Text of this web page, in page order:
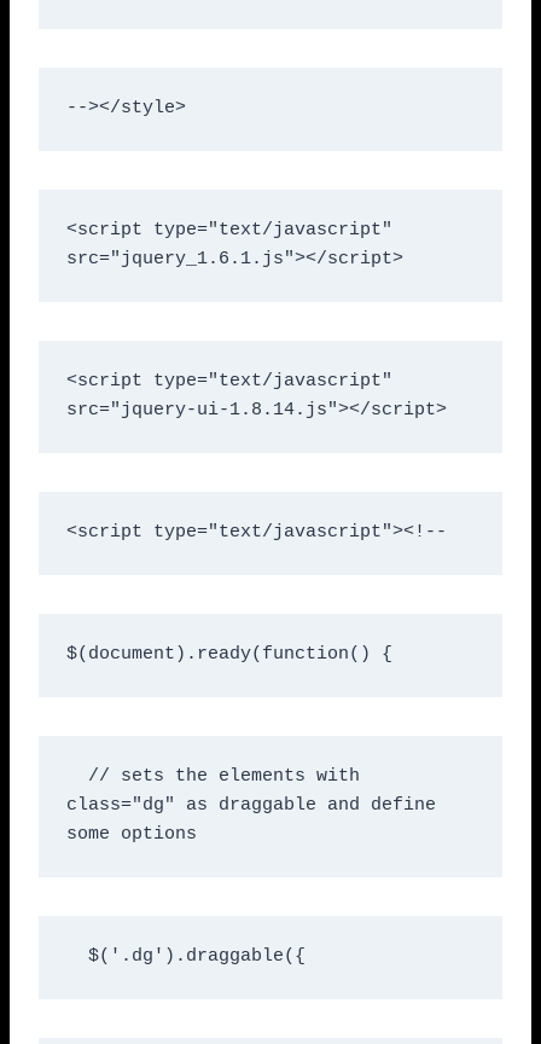
--></style>
<script type="text/javascript"
src="jquery_1.6.1.js"></script>
<script type="text/javascript"
src="jquery-ui-1.8.14.js"></script>
<script type="text/javascript"><!--
$(document).ready(function() {
// sets the elements with
class="dg" as draggable and define
some options
$('.dg').draggable({